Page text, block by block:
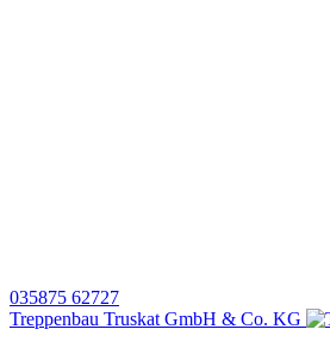
035875 62727
Treppenbau Truskat GmbH & Co. KG